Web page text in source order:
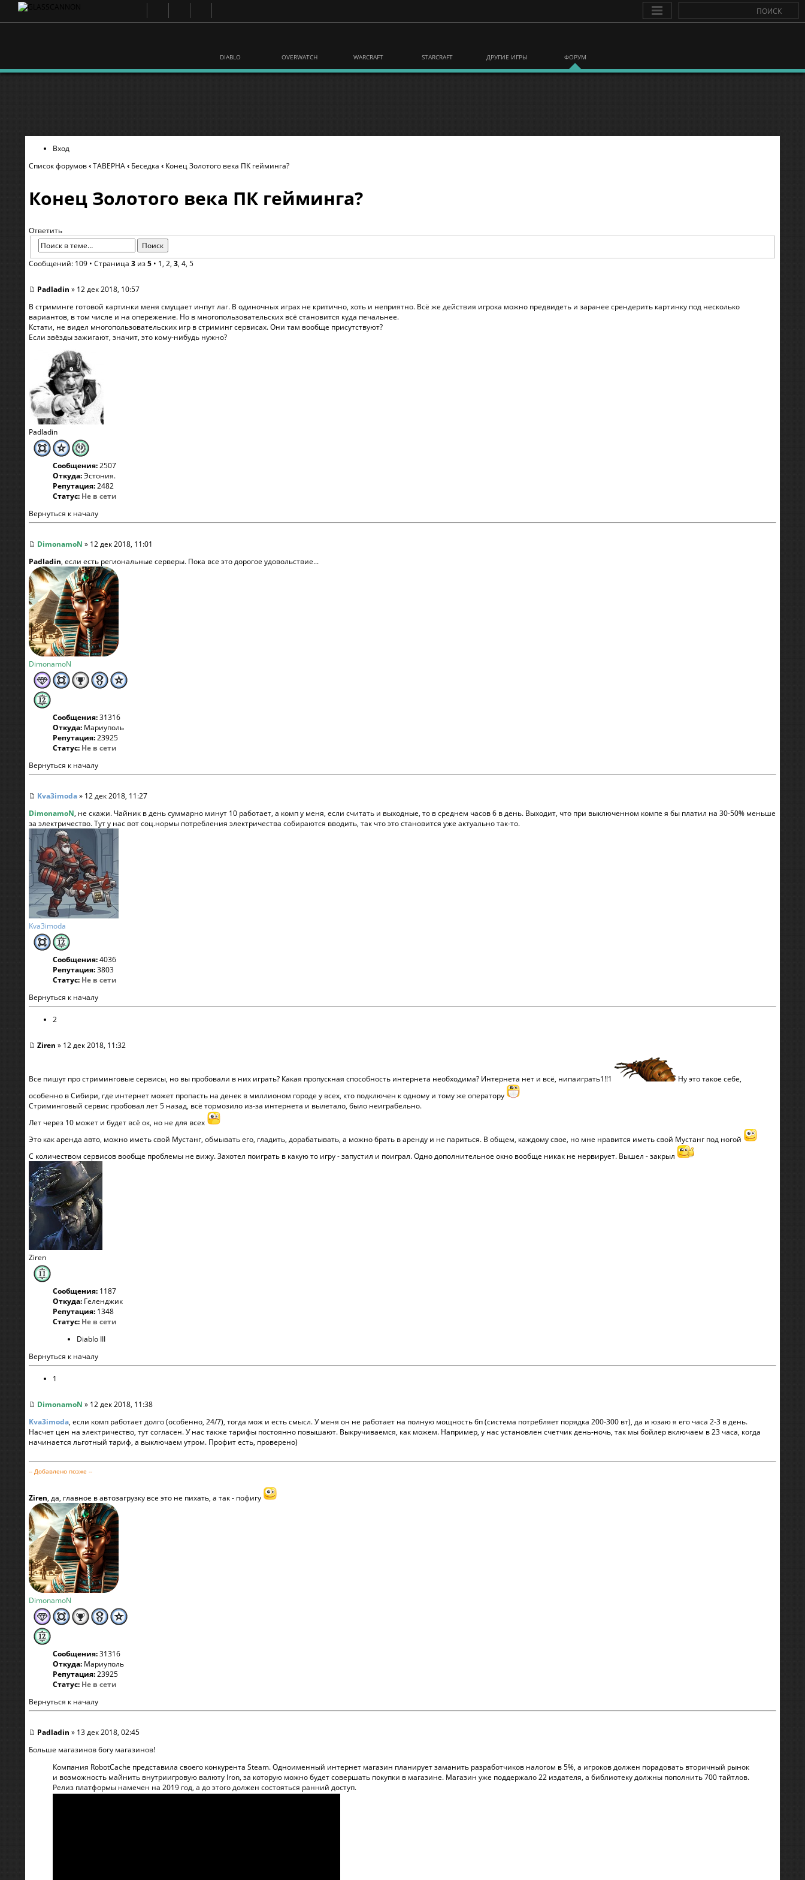
DIABLO OVERWATCH WARCRAFT STARCRAFT ДРУГИЕ ИГРЫ ФОРУМ
Вход
Список форумов‹ТАВЕРНА‹ Беседка ‹ Конец Золотого века ПК гейминга?
Конец Золотого века ПК гейминга?
Ответить
Сообщений: 109 • Страница 3 из5 • 1, 2, 3, 4, 5
Padladin » 12 дек 2018, 10:57
В стриминге готовой картинки меня смущает инпут лаг. В одиночных играх не критично, хоть и неприятно. Всё же действия игрока можно предвидеть и заранее срендерить картинку под несколько
вариантов, в том числе и на опережение. Но в многопользовательских всё становится куда печальнее.
Кстати, не видел многопользовательских игр в стриминг сервисах. Они там вообще присутствуют?
Если звёзды зажигают, значит, это кому-нибудь нужно?
Padladin
Сообщения:2507
Откуда:Эстония.
Репутация:2482
Статус: Не в сети
Вернуться к началу
DimonamoN » 12 дек 2018, 11:01
Padladin, если есть региональные серверы. Пока все это дорогое удовольствие...
DimonamoN
Сообщения:31316
Откуда: Мариуполь
Репутация:23925
Статус: Не в сети
Вернуться к началу
Kva3imoda» 12 дек 2018, 11:27
DimonamoN, не скажи. Чайник в день суммарно минут 10 работает, а комп у меня, если считать и выходные, то в среднем часов 6 в день. Выходит, что при выключенном компе я бы платил на 30-50% меньше
за электричество. Тут у нас вот соц.нормы потребления электричества собираются вводить, так что это становится уже актуально так-то.
Kva3imoda
Сообщения:4036
Репутация:3803
Статус: Не в сети
Вернуться к началу
2
Ziren » 12 дек 2018, 11:32
Все пишут про стриминговые сервисы, но вы пробовали в них играть? Какая пропускная способность интернета необходима? Интернета нет и всё, нипаиграть1!!1
Ну это такое себе,
особенно в Сибири, где интернет может пропасть на денек в миллионом городе у всех, кто подключен к одному и тому же оператору
Стриминговый сервис пробовал лет 5 назад, всё тормозило из-за интернета и вылетало, было неиграбельно.
Лет через 10 может и будет всё ок, но не для всех
Это как аренда авто, можно иметь свой Мустанг, обмывать его, гладить, дорабатывать, а можно брать в аренду и не париться. В общем, каждому свое, но мне нравится иметь свой Мустанг под ногой
С количеством сервисов вообще проблемы не вижу. Захотел поиграть в какую то игру - запустил и поиграл. Одно дополнительное окно вообще никак не нервирует. Вышел - закрыл
Ziren
Сообщения: 1187
Откуда: Геленджик
Репутация: 1348
Статус: Не в сети
Diablo III
Вернуться к началу
1
DimonamoN » 12 дек 2018, 11:38
Kva3imoda, если комп работает долго (особенно, 24/7), тогда мож и есть смысл. У меня он не работает на полную мощность бп (система потребляет порядка 200-300 вт), да и юзаю я его часа 2-3 в день.
Насчет цен на электричество, тут согласен. У нас также тарифы постоянно повышают. Выкручиваемся, как можем. Например, у нас установлен счетчик день-ночь, так мы бойлер включаем в 23 часа, когда
начинается льготный тариф, а выключаем утром. Профит есть, проверено)
-- Добавлено позже --
Ziren, да, главное в автозагрузку все это не пихать, а так - пофигу
DimonamoN
Сообщения:31316
Откуда: Мариуполь
Репутация:23925
Статус: Не в сети
Вернуться к началу
Padladin » 13 дек 2018, 02:45
Больше магазинов богу магазинов!
Компания RobotCache представила своего конкурента Steam. Одноименный интернет магазин планирует заманить разработчиков налогом в 5%, а игроков должен порадовать вторичный рынок
и возможность майнить внутриигровую валюту Iron, за которую можно будет совершать покупки в магазине. Магазин уже поддержало 22 издателя, а библиотеку должны пополнить 700 тайтлов.
Релиз платформы намечен на 2019 год, а до этого должен состояться ранний доступ.